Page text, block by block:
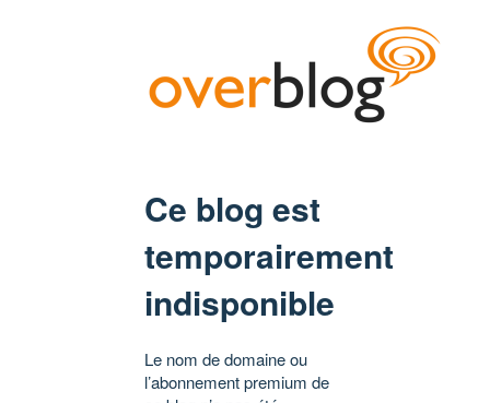
Ce blog est
temporairement
indisponible
Le nom de domaine ou
l’abonnement premium de